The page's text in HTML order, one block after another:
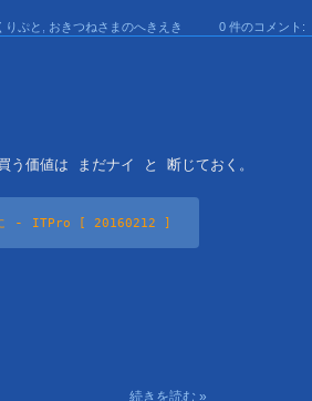
0 件のコメント:
りぷと
おきつねさまのへきえき
う価値は まだナイ と 断じておく。
- ITPro [ 20160212 ]
続きを読む »